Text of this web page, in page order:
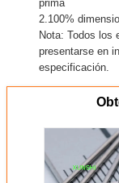
prima
2.100%
Nota: Todos los
presentarse en
especificación.